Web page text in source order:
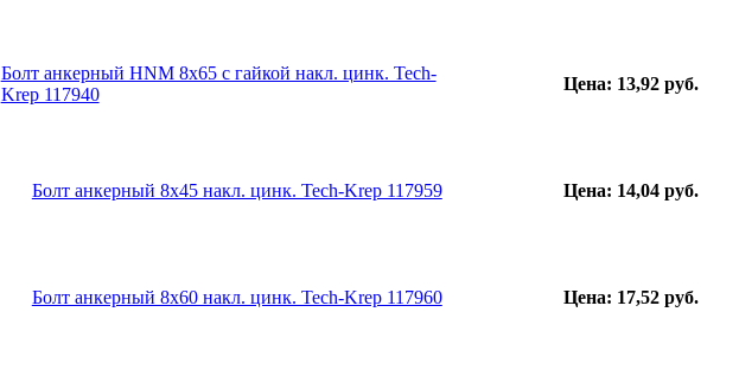
Болт анкерный HNM 8х65 с гайкой накл. цинк. Tech-
Krep 117940
Цена: 13,92 руб.
Болт анкерный 8х45 накл. цинк. Tech-Krep 117959 Цена: 14,04 руб.
Болт анкерный 8х60 накл. цинк. Tech-Krep 117960 Цена: 17,52 руб.